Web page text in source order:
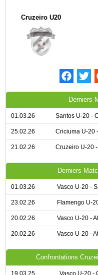
Cruzeiro U20
Derniers
01.03.26 Santos U-20 -
25.02.26 Criciuma U-20
21.02.26 Cruzeiro U-20
Derniers
01.03.26 Vasco U-20 -
23.02.26 Flamengo U-
20.02.26 Vasco U-20 -
20.02.26 Vasco U-20 -
Confrontations
19.03.25 Vasco U-20 -